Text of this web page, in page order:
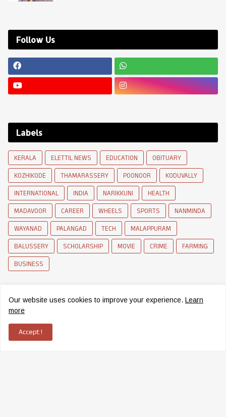
Follow Us
Labels
KERALA ELETTIL NEWS EDUCATION
OBITUARY
KOZHIKODE
THAMARASSERY POONOOR
KODUVALLY
INTERNATIONAL
INDIA NARIKKUNI
HEALTH
MADAVOOR
CAREER WHEELS SPORTS
NANMINDA
WAYANAD
PALANGAD TECH
MALAPPURAM
BALUSSERY
SCHOLARSHIP MOVIE CRIME
FARMING
BUSINESS
Our website uses cookies to improve your experience. Learn
more
Accept !